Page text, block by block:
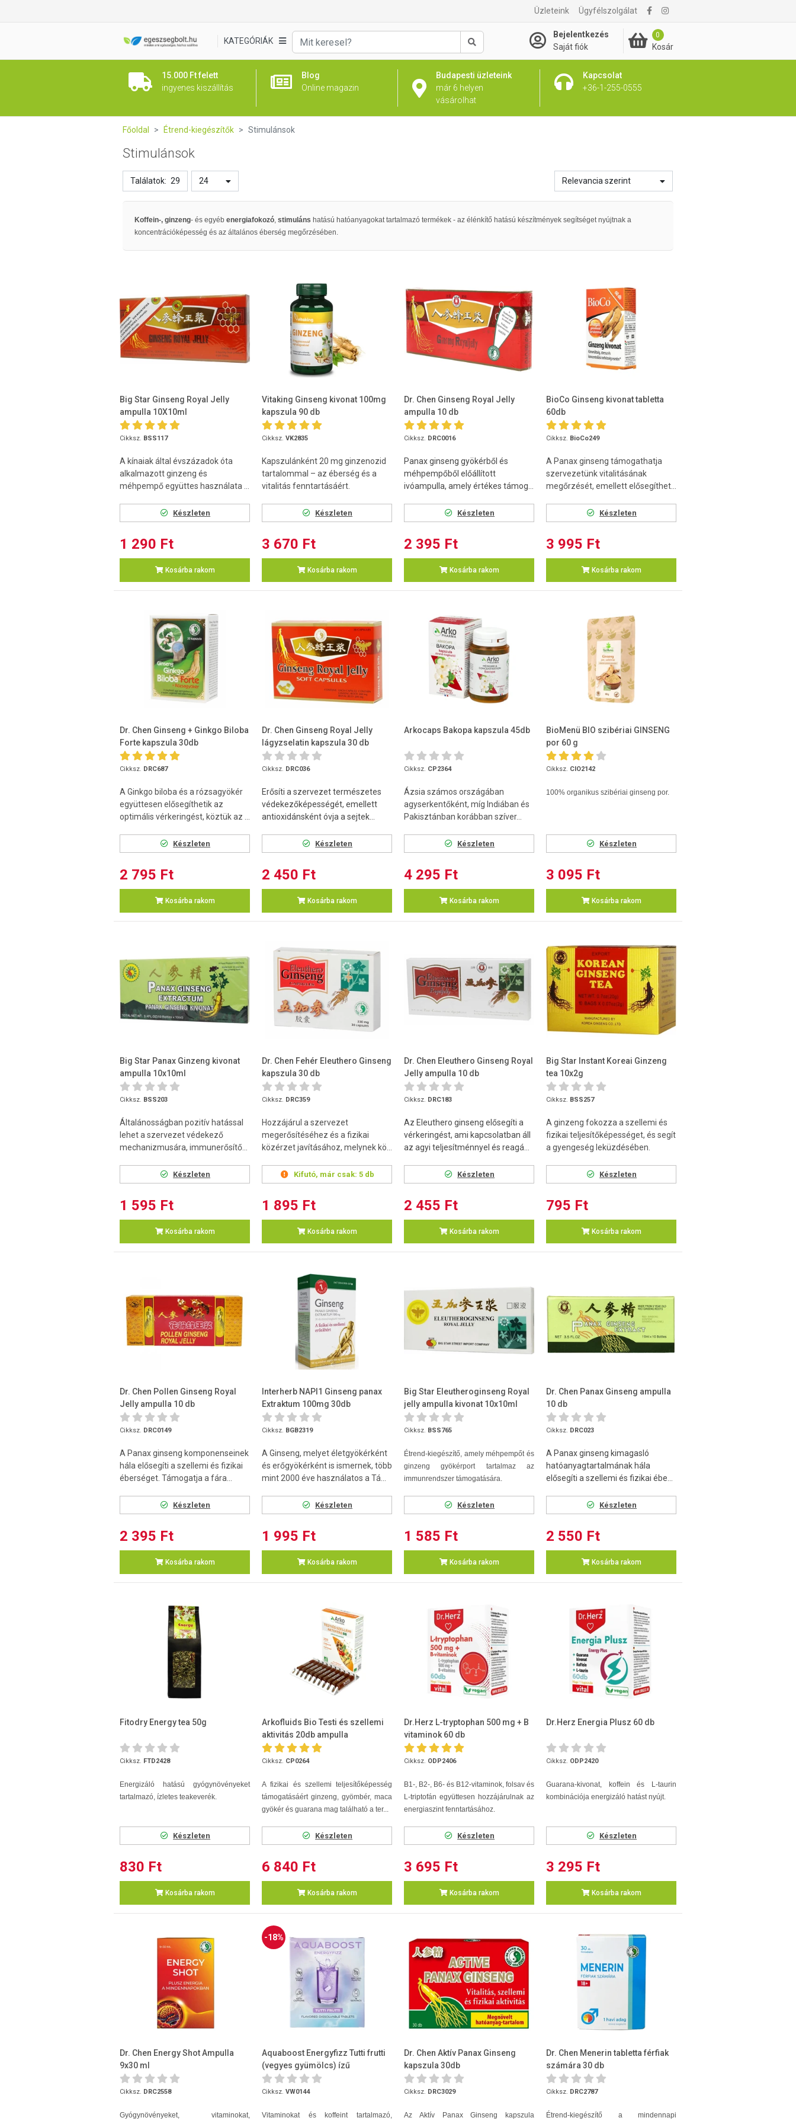
Üzleteink Ügyfélszolgálat
KATEGÓRIÁK
Keresés
Bejelentkezés
Saját fiók
0
Kosár
15.000 Ft felett
ingyenes kiszállítás
Blog
Online magazin
Budapesti üzleteink
már 6 helyen
vásárolhat
Kapcsolat
+36-1-255-0555
Főoldal Étrend-kiegészítők Stimulánsok
Stimulánsok
Találatok: 29 24 Relevancia szerint
Koffein-, ginzeng- és egyéb energiafokozó, stimuláns hatású hatóanyagokat tartalmazó termékek - az élénkítő hatású készítmények segítséget nyújtnak a
koncentrációképesség és az általános éberség megőrzésében.
Big Star Ginseng Royal Jelly
ampulla 10X10ml
Cikksz. BSS117
A kínaiak által évszázadok óta
alkalmazott ginzeng és
méhpempő együttes használata ...
Készleten
1 290 Ft
Kosárba rakom
Vitaking Ginseng kivonat 100mg
kapszula 90 db
Cikksz. VK2835
Kapszulánként 20 mg ginzenozid
tartalommal – az éberség és a
vitalitás fenntartásáért.
Készleten
3 670 Ft
Kosárba rakom
Dr. Chen Ginseng Royal Jelly
ampulla 10 db
Cikksz. DRC0016
Panax ginseng gyökérből és
méhpempőből előállított
ivóampulla, amely értékes támog...
Készleten
2 395 Ft
Kosárba rakom
BioCo Ginseng kivonat tabletta
60db
Cikksz. BioCo249
A Panax ginseng támogathatja
szervezetünk vitalitásának
megőrzését, emellett elősegíthet...
Készleten
3 995 Ft
Kosárba rakom
Dr. Chen Ginseng + Ginkgo Biloba
Forte kapszula 30db
Cikksz. DRC687
A Ginkgo biloba és a rózsagyökér
együttesen elősegíthetik az
optimális vérkeringést, köztük az ...
Készleten
2 795 Ft
Kosárba rakom
Dr. Chen Ginseng Royal Jelly
lágyzselatin kapszula 30 db
Cikksz. DRC036
Erősíti a szervezet természetes
védekezőképességét, emellett
antioxidánsként óvja a sejtek...
Készleten
2 450 Ft
Kosárba rakom
Arkocaps Bakopa kapszula 45db
Cikksz. CP2364
Ázsia számos országában
agyserkentőként, míg Indiában és
Pakisztánban korábban szíver...
Készleten
4 295 Ft
Kosárba rakom
BioMenü BIO szibériai GINSENG
por 60 g
Cikksz. CIO2142
100% organikus szibériai ginseng por.
Készleten
3 095 Ft
Kosárba rakom
Big Star Panax Ginzeng kivonat
ampulla 10x10ml
Cikksz. BSS203
Általánosságban pozitív hatással
lehet a szervezet védekező
mechanizmusára, immunerősítő...
Készleten
1 595 Ft
Kosárba rakom
Dr. Chen Fehér Eleuthero Ginseng
kapszula 30 db
Cikksz. DRC359
Hozzájárul a szervezet
megerősítéséhez és a fizikai
közérzet javításához, melynek kö...
Kifutó, már csak: 5 db
1 895 Ft
Kosárba rakom
Dr. Chen Eleuthero Ginseng Royal
Jelly ampulla 10 db
Cikksz. DRC183
Az Eleuthero ginseng elősegíti a
vérkeringést, ami kapcsolatban áll
az agyi teljesítménnyel és reagá...
Készleten
2 455 Ft
Kosárba rakom
Big Star Instant Koreai Ginzeng
tea 10x2g
Cikksz. BSS257
A ginzeng fokozza a szellemi és
fizikai teljesítőképességet, és segít
a gyengeség leküzdésében.
Készleten
795 Ft
Kosárba rakom
Dr. Chen Pollen Ginseng Royal
Jelly ampulla 10 db
Cikksz. DRC0149
A Panax ginseng komponenseinek
hála elősegíti a szellemi és fizikai
éberséget. Támogatja a fára...
Készleten
2 395 Ft
Kosárba rakom
Interherb NAPI1 Ginseng panax
Extraktum 100mg 30db
Cikksz. BGB2319
A Ginseng, melyet életgyökérként
és erőgyökérként is ismernek, több
mint 2000 éve használatos a Tá...
Készleten
1 995 Ft
Kosárba rakom
Big Star Eleutheroginseng Royal
jelly ampulla kivonat 10x10ml
Cikksz. BSS765
Étrend-kiegészítő, amely méhpempőt és
ginzeng gyökérport tartalmaz az
immunrendszer támogatására.
Készleten
1 585 Ft
Kosárba rakom
Dr. Chen Panax Ginseng ampulla
10 db
Cikksz. DRC023
A Panax ginseng kimagasló
hatóanyagtartalmának hála
elősegíti a szellemi és fizikai ébe...
Készleten
2 550 Ft
Kosárba rakom
Fitodry Energy tea 50g
Cikksz. FTD2428
Energizáló hatású gyógynövényeket
tartalmazó, ízletes teakeverék.
Készleten
830 Ft
Kosárba rakom
Arkofluids Bio Testi és szellemi
aktivitás 20db ampulla
Cikksz. CP0264
A fizikai és szellemi teljesítőképesség
támogatásáért ginzeng, gyömbér, maca
gyökér és guarana mag található a ter...
Készleten
6 840 Ft
Kosárba rakom
Dr.Herz L-tryptophan 500 mg + B
vitaminok 60 db
Cikksz. ODP2406
B1-, B2-, B6- és B12-vitaminok, folsav és
L-triptofán együttesen hozzájárulnak az
energiaszint fenntartásához.
Készleten
3 695 Ft
Kosárba rakom
Dr.Herz Energia Plusz 60 db
Cikksz. ODP2420
Guarana-kivonat, koffein és L-taurin
kombinációja energizáló hatást nyújt.
Készleten
3 295 Ft
Kosárba rakom
Dr. Chen Energy Shot Ampulla
9x30 ml
Cikksz. DRC2558
Gyógynövényeket, vitaminokat,
-18%
Aquaboost Energyfizz Tutti frutti
(vegyes gyümölcs) ízű
pezsgőtabletta 18db 40g
Cikksz. VW0144
Vitaminokat és koffeint tartalmazó,
Dr. Chen Aktív Panax Ginseng
kapszula 30db
Cikksz. DRC3029
Az Aktív Panax Ginseng kapszula
Dr. Chen Menerin tabletta férfiak
számára 30 db
Cikksz. DRC2787
Étrend-kiegészítő a mindennapi